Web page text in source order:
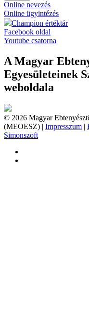
Online nevezés
Online ügyintézés
Champion értéktár
Facebook oldal
Youtube csatorna
A Magyar
Egyesületeinek
weboldala
© 2026 Magyar
(MEOESZ) | Impresszum |
Simonszoft